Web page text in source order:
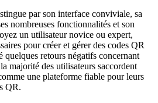
par son interface conviviale, sa
nombreuses fonctionnalités et son
un utilisateur novice ou expert,
pour créer et gérer des codes QR
quelques retours négatifs concernant
majorité des utilisateurs saccordent
une plateforme fiable pour leurs
QR.